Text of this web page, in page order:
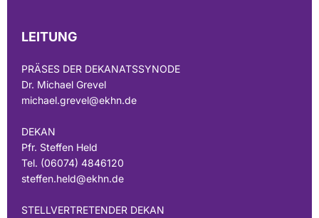
LEITUNG
PRÄSES DER DEKANATSSYNODE
Dr. Michael Grevel
michael.grevel@ekhn.de
DEKAN
Pfr. Steffen Held
Tel. (06074) 4846120
steffen.held@ekhn.de
STELLVERTRETENDER DEKAN